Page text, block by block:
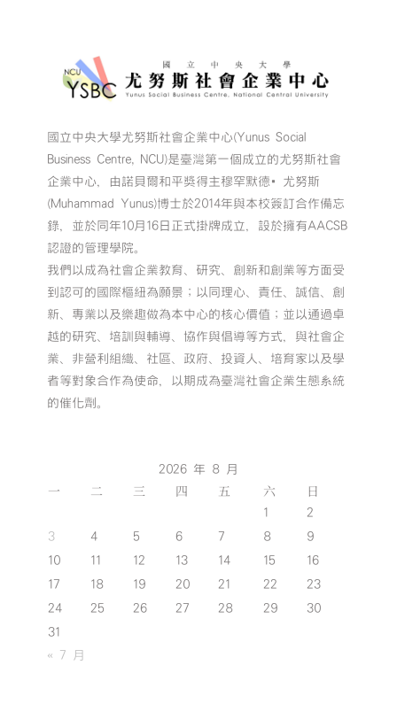
國立中央大學尤努斯社會企業中心(Yunus Social
Business Centre, NCU)是臺灣第一個成立的尤努斯社會
企業中心，由諾貝爾和平獎得主穆罕默德•尤努斯
(Muhammad Yunus)博士於2014年與本校簽訂合作備忘
錄，並於同年10月16日正式掛牌成立，設於擁有AACSB
認證的管理學院。
我們以成為社會企業教育、研究、創新和創業等方面受
到認可的國際樞紐為願景；以同理心、責任、誠信、創
新、專業以及樂趣做為本中心的核心價值；並以通過卓
越的研究、培訓與輔導、協作與倡導等方式，與社會企
業、非營利組織、社區、政府、投資人、培育家以及學
者等對象合作為使命，以期成為臺灣社會企業生態系統
的催化劑。
2026 年 8 月
一 二 三 四 五 六 日
1
2
3
4 5 6 7 8
9
10
11 12 13 14 15
16
17
18 19 20 21 22
23
24
25 26 27 28 29
30
31
« 7 月